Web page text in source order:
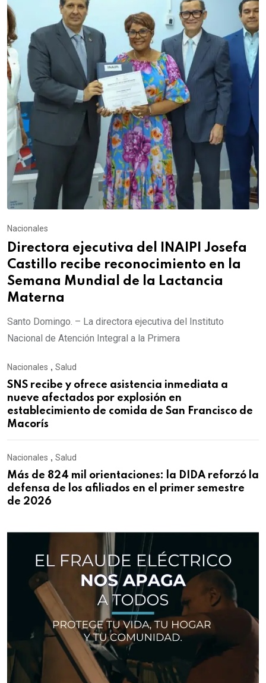
Nacionales
Directora ejecutiva del INAIPI Josefa
Castillo recibe reconocimiento en la
Semana Mundial de la Lactancia
Materna
Santo Domingo. – La directora ejecutiva del Instituto
Nacional de Atención Integral a la Primera
Nacionales , Salud
SNS recibe y ofrece asistencia inmediata a
nueve afectados por explosión en
establecimiento de comida de San Francisco de
Macorís
Nacionales , Salud
Más de 824 mil orientaciones: la DIDA reforzó la
defensa de los afiliados en el primer semestre
de 2026